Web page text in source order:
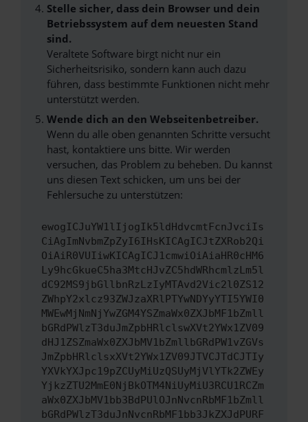
Stelle sicher, dass dein Browser und dein
Betriebssystem auf dem neuesten Stand
sind.
Veraltete Software birgt nicht nur ein
Sicherheitsrisiko, sondern kann auch dazu
führen, dass bestimmte Funktionen nicht mehr
unterstützt werden.
Wende dich an den Webseitenbetreiber.
Wenn du alle oben genannten Schritte versucht
hast, kontaktiere uns bitte. Wir werden
versuchen, das Problem zu beheben. Du kannst
uns diesen Text schicken, um uns bei der
Fehlersuche zu unterstützen:
ewogICJuYW1lIjogIk5ldHdvcmtFcnJvciIs
CiAgImNvbmZpZyI6IHsKICAgICJtZXRob2Qi
OiAiR0VUIiwKICAgICJ1cmwiOiAiaHR0cHM6
Ly9hcGkueC5ha3MtcHJvZC5hdWRhcmlzLm5l
dC92MS9jbGllbnRzLzIyMTAvd2Vic2l0ZS12
ZWhpY2xlcz93ZWJzaXRlPTYwNDYyYTI5YWI0
MWEwMjNmNjYwZGM4YSZmaWx0ZXJbMF1bZmll
bGRdPWlzT3duJmZpbHRlclswXVt2YWx1ZV09
dHJ1ZSZmaWx0ZXJbMV1bZmllbGRdPW1vZGVs
JmZpbHRlclsxXVt2YWx1ZV09JTVCJTdCJTIy
YXVkYXJpc19pZCUyMiUzQSUyMjVlYTk2ZWEy
YjkzZTU2MmE0NjBkOTM4NiUyMiU3RCU1RCZm
aWx0ZXJbMV1bb3BdPUlOJnNvcnRbMF1bZmll
bGRdPWlzT3duJnNvcnRbMF1bb3JkZXJdPURF